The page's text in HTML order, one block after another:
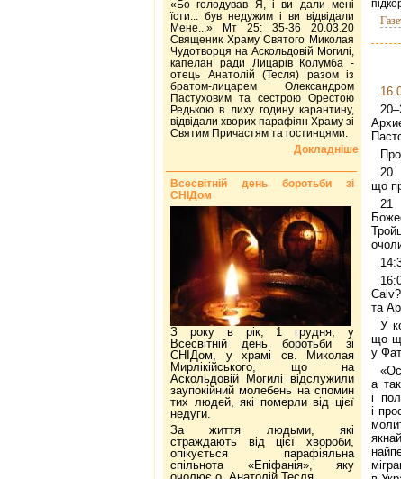
20
що
21
та
У
що
у
а
і
і
«Бо голодував Я, і ви дали мені
їсти... був недужим і ви відвідали
Мене...» Мт 25: 35-36 20.03.20
Священик Храму Святого Миколая
Чудотворця на Аскольдовій Могилі,
капелан ради Лицарів Колумба -
отець Анатолій (Тесля) разом із
братом-лицарем Олександром
Пастуховим та сестрою Орестою
Редькою в лиху годину карантину,
відвідали хворих парафіян Храму зі
Святим Причастям та гостинцями.
Докладніше
Всесвітній день боротьби зі
СНІДом
З року в рік, 1 грудня, у
Всесвітній день боротьби зі
СНІДом, у храмі св. Миколая
Мирлікійського, що на
Аскольдовій Могилі відслужили
заупокійний молебень на спомин
тих людей, які померли від цієї
недуги.
За життя людьми, які
страждають від цієї хвороби,
опікується парафіяльна
спільнота «Епіфанія», яку